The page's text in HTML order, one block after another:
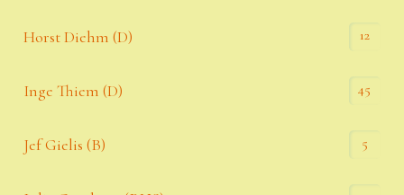
Horst Diehm (D) 12
Inge Thiem (D) 45
Jef Gielis (B) 5